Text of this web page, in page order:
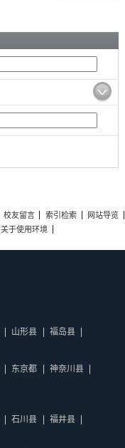
校友留言 索引检索
网站导览
关于使用环境
山形县 福岛县
东京都
神奈川县
石川县 福井县